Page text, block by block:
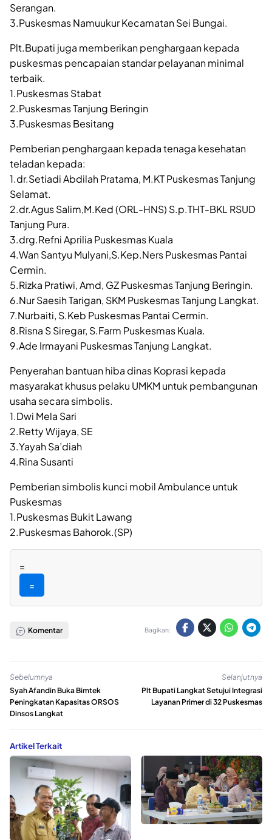
Serangan.
3.Puskesmas Namuukur Kecamatan Sei Bungai.
Plt.Bupati juga memberikan penghargaan kepada
puskesmas pencapaian standar pelayanan minimal
terbaik.
1.Puskesmas Stabat
2.Puskesmas Tanjung Beringin
3.Puskesmas Besitang
Pemberian penghargaan kepada tenaga kesehatan
teladan kepada:
1.dr.Setiadi Abdilah Pratama, M.KT Puskesmas Tanjung
Selamat.
2.dr.Agus Salim,M.Ked (ORL-HNS) S.p.THT-BKL RSUD
Tanjung Pura.
3.drg.Refni Aprilia Puskesmas Kuala
4.Wan Santyu Mulyani,S.Kep.Ners Puskesmas Pantai
Cermin.
5.Rizka Pratiwi, Amd, GZ Puskesmas Tanjung Beringin.
6.Nur Saesih Tarigan, SKM Puskesmas Tanjung Langkat.
7.Nurbaiti, S.Keb Puskesmas Pantai Cermin.
8.Risna S Siregar, S.Farm Puskesmas Kuala.
9.Ade Irmayani Puskesmas Tanjung Langkat.
Penyerahan bantuan hiba dinas Koprasi kepada
masyarakat khusus pelaku UMKM untuk pembangunan
usaha secara simbolis.
1.Dwi Mela Sari
2.Retty Wijaya, SE
3.Yayah Sa’diah
4.Rina Susanti
Pemberian simbolis kunci mobil Ambulance untuk
Puskesmas
1.Puskesmas Bukit Lawang
2.Puskesmas Bahorok.(SP)
=
=
Komentar Bagikan:
Sebelumnya
Syah Afandin Buka Bimtek
Peningkatan Kapasitas ORSOS
Dinsos Langkat
Selanjutnya
Plt Bupati Langkat Setujui Integrasi
Layanan Primer di 32 Puskesmas
Artikel Terkait